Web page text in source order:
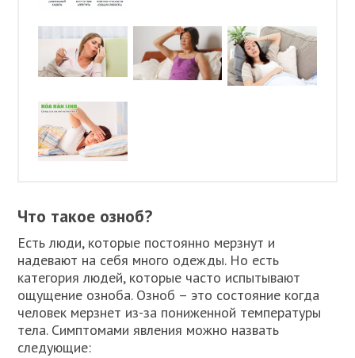
Что такое озноб?
Есть люди, которые постоянно мерзнут и
надевают на себя много одежды. Но есть
категория людей, которые часто испытывают
ощущение озноба. Озноб – это состояние когда
человек мерзнет из-за пониженной температуры
тела. Симптомами явления можно назвать
следующие: